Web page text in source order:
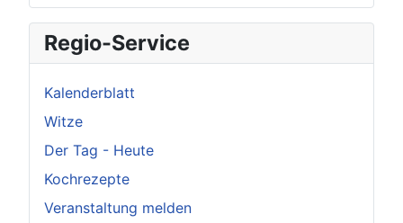
Regio-Service
Kalenderblatt
Witze
Der Tag - Heute
Kochrezepte
Veranstaltung melden